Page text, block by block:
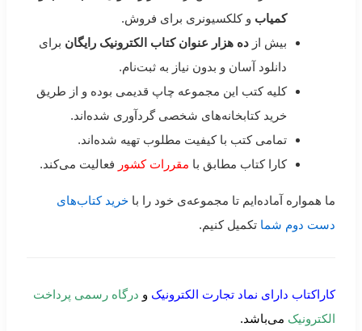
کمیاب و کلکسیونری برای فروش.
بیش از ده هزار عنوان کتاب الکترونیک رایگان برای
دانلود آسان و بدون نیاز به ثبت‌نام.
کلیه کتب این مجموعه چاپ قدیمی بوده و از طریق
خرید کتابخانه‌های شخصی گردآوری شده‌اند.
تمامی کتب با کیفیت مطلوب تهیه شده‌اند.
کارا کتاب مطابق با مقررات کشور فعالیت می‌کند.
ما همواره آماده‌ایم تا مجموعه‌ی خود را با خرید کتاب‌های
دست دوم شما تکمیل کنیم.
کاراکتاب دارای نماد تجارت الکترونیک و درگاه رسمی پرداخت
الکترونیک می‌باشد.